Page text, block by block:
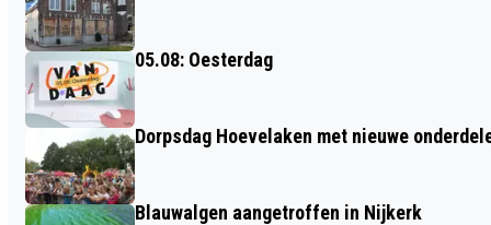
05.08: Oesterdag
Dorpsdag Hoevelaken met nieuwe
Blauwalgen aangetroffen in Nijkerk